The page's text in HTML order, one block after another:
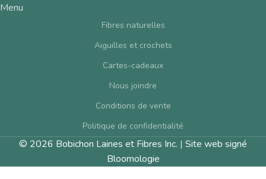
Menu
Fibres naturelles
Aiguilles et crochets
Cartes-cadeaux
Nous joindre
Conditions de vente
Politique de confidentialité
© 2026 Bobichon Laines et Fibres Inc. | Site web signé
Bloomologie